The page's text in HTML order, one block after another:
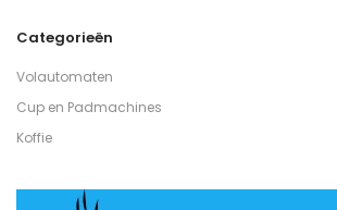
Categorieën
Volautomaten
Cup en Padmachines
Koffie